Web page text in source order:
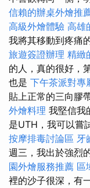
信賴的辦桌外燴推
高級外燴體驗 高雄
我將其移動到疼痛
旅遊簽證辦理 精緻
的人，真的很好，
也是 下午茶派對專
貼上正常的三向膠
外燴料理 我堅信我
是UTH，我可以嘗
按摩排毒討論區 牙
週三，我出於強烈
園外燴服務推薦 區
裡的沙子很深，有